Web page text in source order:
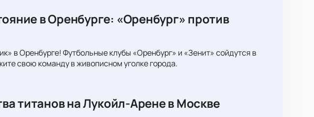
в Оренбурге: «Оренбург» против
в Оренбурге! Футбольные клубы «Оренбург» и «Зенит» сойдутся в
свою команду в живописном уголке города.
титанов на Лукойл-Арене в Москве